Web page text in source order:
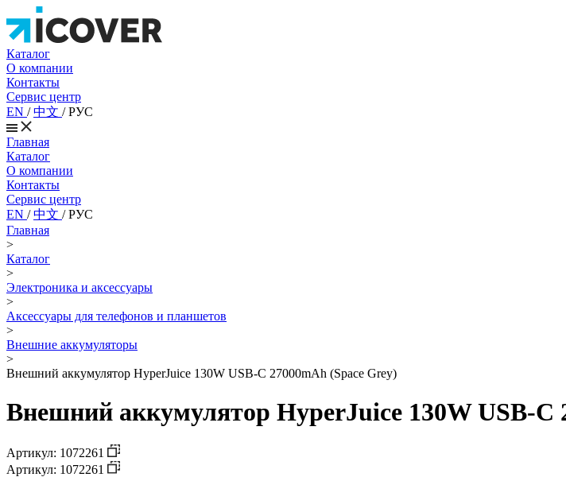
Каталог
О компании
Контакты
Сервис центр
EN /中文 /РУС
Главная
Каталог
О компании
Контакты
Сервис центр
EN /中文 /РУС
Главная
>
Каталог
>
Электроника и аксессуары
>
Аксессуары для телефонов и планшетов
>
Внешние аккумуляторы
>
Внешний аккумулятор HyperJuice 130W USB-C 27000mAh (Space Grey)
Внешний аккумулятор HyperJuice 130W USB-C
Артикул: 1072261
Артикул: 1072261